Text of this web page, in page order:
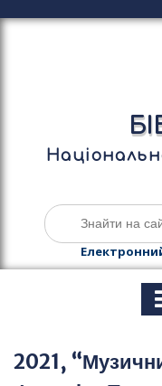
е
у
Ш
у
а
2021,